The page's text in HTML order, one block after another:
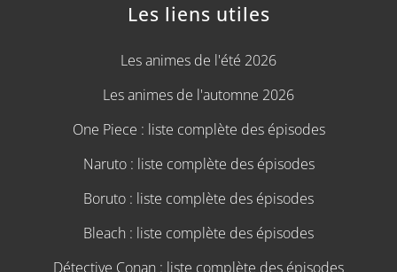
Les liens utiles
Les animes de l'été 2026
Les animes de l'automne 2026
One Piece : liste complète des épisodes
Naruto : liste complète des épisodes
Boruto : liste complète des épisodes
Bleach : liste complète des épisodes
Détective Conan : liste complète des épisodes